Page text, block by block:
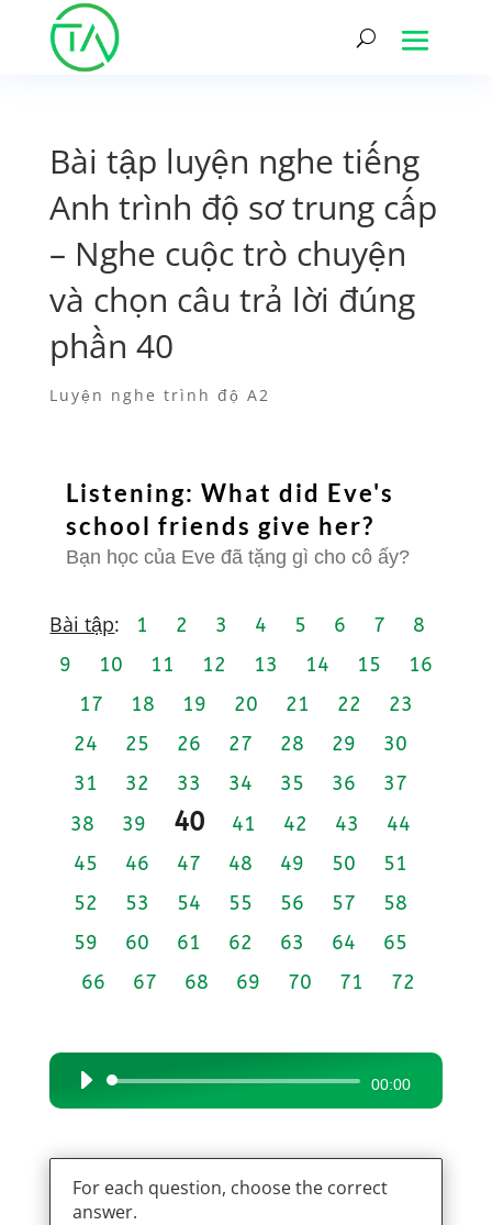
Bài tập luyện nghe tiếng
Anh trình độ sơ trung cấp
– Nghe cuộc trò chuyện
và chọn câu trả lời đúng
phần 40
Luyện nghe trình độ A2
Listening: What did Eve's
school friends give her?
Bạn học của Eve đã tặng gì cho cô ấy?
Bài tập: 1 2 3 4 5 6 7
8
9
10 11 12 13 14 15
16
17
18 19 20 21 22
23
24
25 26 27 28 29
30
31
32 33 34 35 36
37
38
39 40 41 42 43
44
45
46 47 48 49 50
51
52
53 54 55 56 57
58
59
60 61 62 63 64
65
66
67 68 69 70 71 72
Audio
Player
00:00
For each question, choose the correct
answer.